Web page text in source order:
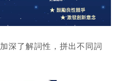
加深了解詞性，拼出不同詞